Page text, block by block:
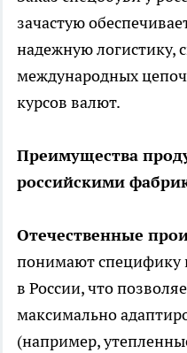
зачастую
надежную логистику,
международных
курсов валют.
Преимущества
российскими
Отечественные
понимают специфику
в России, что
максимально
(например,